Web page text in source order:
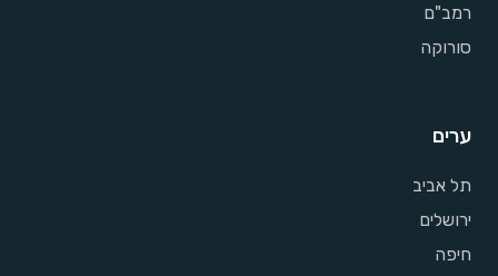
רמב"ם
סורוקה
ערים
תל אביב
ירושלים
חיפה